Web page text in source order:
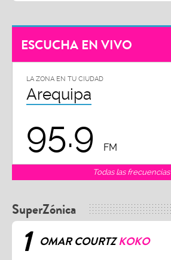
ESCUCHA EN VIVO
LA ZONA EN TU CIUDAD
Arequipa
95.9 FM
Todas las frecuencias
SuperZónica
1 OMAR COURTZKOKO